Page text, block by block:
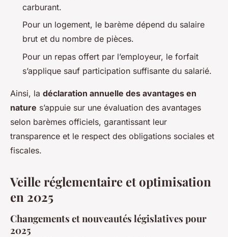
carburant.
Pour un logement, le barème dépend du salaire
brut et du nombre de pièces.
Pour un repas offert par l’employeur, le forfait
s’applique sauf participation suffisante du salarié.
Ainsi, la déclaration annuelle des avantages en
nature s’appuie sur une évaluation des avantages
selon barèmes officiels, garantissant leur
transparence et le respect des obligations sociales et
fiscales.
Veille réglementaire et optimisation
en 2025
Changements et nouveautés législatives pour
2025